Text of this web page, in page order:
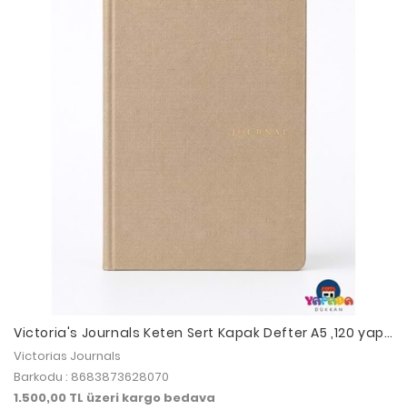
Victoria's Journals Keten Sert Kapak Defter A5 ,120 yap,
120 gr.Ivory. Çizgili-Bej
Victorias Journals
Barkodu : 8683873628070
1.500,00 TL üzeri kargo bedava